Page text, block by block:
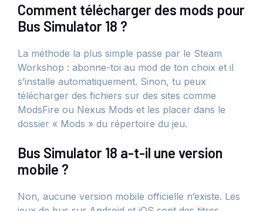
Comment télécharger des mods pour
Bus Simulator 18 ?
La méthode la plus simple passe par le Steam
Workshop : abonne-toi au mod de ton choix et il
s’installe automatiquement. Sinon, tu peux
télécharger des fichiers sur des sites comme
ModsFire ou Nexus Mods et les placer dans le
dossier « Mods » du répertoire du jeu.
Bus Simulator 18 a-t-il une version
mobile ?
Non, aucune version mobile officielle n’existe. Les